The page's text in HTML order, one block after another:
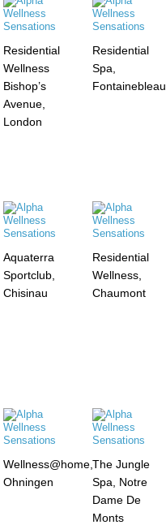
Residential
Wellness
Bishop’s
Avenue,
London
Residential
Spa,
Fontainebleau
Aquaterra
Sportclub,
Chisinau
Residential
Wellness,
Chaumont
Wellness@home,
Ohningen
The Jungle
Spa, Notre
Dame De
Monts